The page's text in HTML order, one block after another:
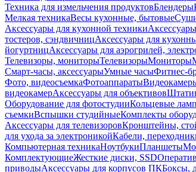
Техника для измельчения продуктовБлендеры
Мелкая техникаВесы кухонные, бытовые
Аксессуары для кухонной техники
тостеров, сэндвичницАксессуары для
йогуртницАксессуары для аэрогрилей,
Телевизоры, мониторыТелевизорыМониторы
Смарт-часы, аксессуарыУмные часыФитнес-
Фото, видеосъемкаФотоаппараты
видеокамерАксессуары для объективов
Оборудование для фотостудииКольцевые
съемкиВспышки студийныеКомплекты
Аксессуары для телевизоровКронштейны,
для ухода за электроникойКабели,
Компьютерная техникаНоутбукиПланшеты
КомплектующиеЖесткие диски, SSD
приводыАксессуары для корпусов ПКБоксы,